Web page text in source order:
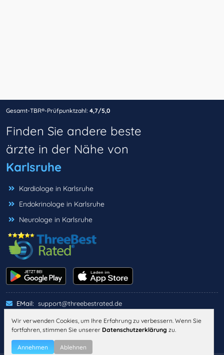
Gesamt-TBR®-Prüfpunktzahl: 4,7/5,0
Finden Sie andere beste
ärzte in der Nähe von
Karlsruhe
Kardiologe in Karlsruhe
Endokrinologe in Karlsruhe
Neurologe in Karlsruhe
EMail: support@threebestrated.de
IMPRESSUM
DATENSCHUTZ
Wir verwenden Cookies, um Ihre Erfahrung zu verbessern. Wenn Sie
fortfahren, stimmen Sie unserer Datenschutzerklärung zu.
Annehmen Ablehnen